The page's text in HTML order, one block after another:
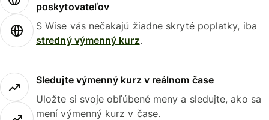
poskytovateľov
S Wise vás nečakajú žiadne skryté poplatky, iba
stredný výmenný kurz.
Sledujte výmenný kurz v reálnom čase
Uložte si svoje obľúbené meny a sledujte, ako sa
mení výmenný kurz v čase.